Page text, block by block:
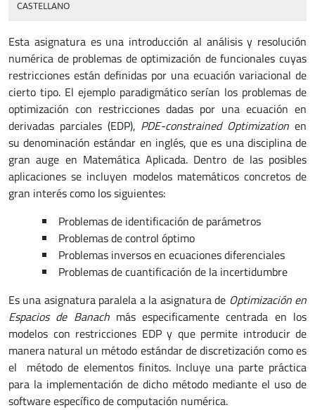
CASTELLANO
Esta asignatura es una introducción al análisis y resolución
numérica de problemas de optimización de funcionales cuyas
restricciones están definidas por una ecuación variacional de
cierto tipo. El ejemplo paradigmático serían los problemas de
optimización con restricciones dadas por una ecuación en
derivadas parciales (EDP), PDE-constrained Optimization en
su denominación estándar en inglés, que es una disciplina de
gran auge en Matemática Aplicada. Dentro de las posibles
aplicaciones se incluyen modelos matemáticos concretos de
gran interés como los siguientes:
Problemas de identificación de parámetros
Problemas de control óptimo
Problemas inversos en ecuaciones diferenciales
Problemas de cuantificación de la incertidumbre
Es una asignatura paralela a la asignatura de Optimización en
Espacios de Banachmás especificamente centrada en los
modelos con restricciones EDP y que permite introducir de
manera natural un método estándar de discretización como es
el método de elementos finitos. Incluye una parte práctica
para la implementación de dicho método mediante el uso de
software específico de computación numérica.